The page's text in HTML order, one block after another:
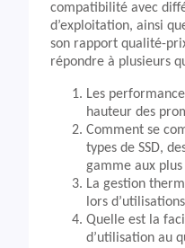
compatibilité avec
d’exploitation, ainsi
son rapport qualité-
répondre à plusieurs
Les
hauteur des
Comment se
types de SSD,
gamme aux
La gestion
lors
Quelle est la
d’utilisation au